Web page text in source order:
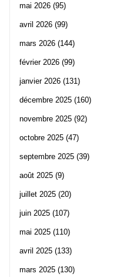
mai 2026 (95)
avril 2026 (99)
mars 2026 (144)
février 2026 (99)
janvier 2026 (131)
décembre 2025 (160)
novembre 2025 (92)
octobre 2025 (47)
septembre 2025 (39)
août 2025 (9)
juillet 2025 (20)
juin 2025 (107)
mai 2025 (110)
avril 2025 (133)
mars 2025 (130)